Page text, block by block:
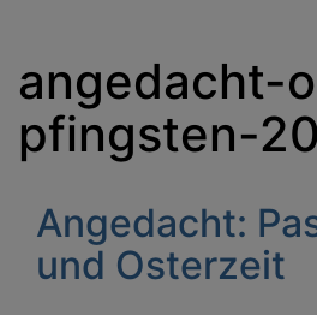
angedacht-
pfingsten-
Angedacht:
und Osterzeit